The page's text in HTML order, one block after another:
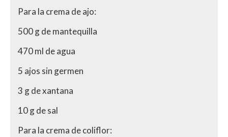
Para la crema de ajo:
500 g de mantequilla
470 ml de agua
5 ajos sin germen
3 g de xantana
10 g de sal
Para la crema de coliflor: